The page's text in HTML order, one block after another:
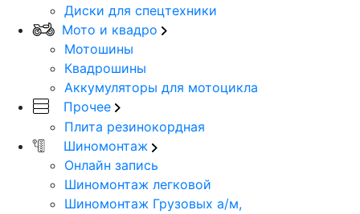
Диски для спецтехники
Мото и квадро
Мотошины
Квадрошины
Аккумуляторы для мотоцикла
Прочее
Плита резинокордная
Шиномонтаж
Онлайн запись
Шиномонтаж легковой
Шиномонтаж Грузовых а/м,